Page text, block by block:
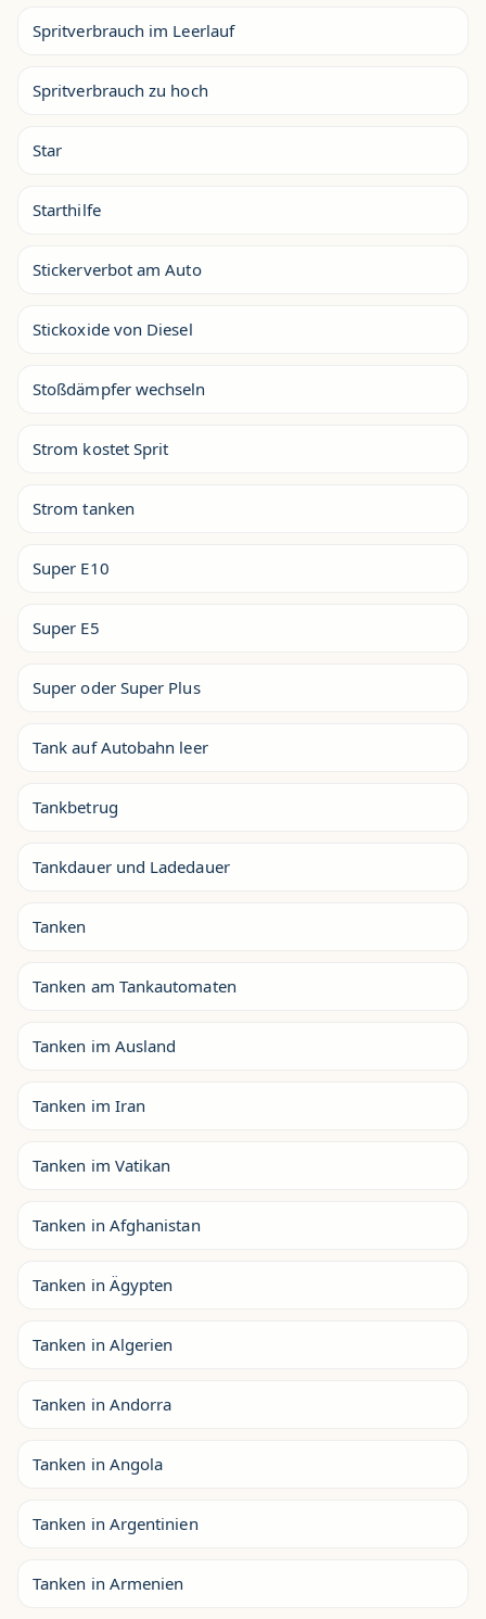
Spritverbrauch im Leerlauf
Spritverbrauch zu hoch
Star
Starthilfe
Stickerverbot am Auto
Stickoxide von Diesel
Stoßdämpfer wechseln
Strom kostet Sprit
Strom tanken
Super E10
Super E5
Super oder Super Plus
Tank auf Autobahn leer
Tankbetrug
Tankdauer und Ladedauer
Tanken
Tanken am Tankautomaten
Tanken im Ausland
Tanken im Iran
Tanken im Vatikan
Tanken in Afghanistan
Tanken in Ägypten
Tanken in Algerien
Tanken in Andorra
Tanken in Angola
Tanken in Argentinien
Tanken in Armenien